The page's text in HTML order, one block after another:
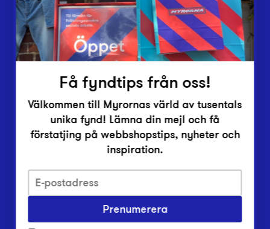
Inlämningsplatser
Om Myrorna
Lediga jobb
Pressrum
Integritetsskyddspolicy
Har du frågor om onlineköp, leverans eller retur?
Få fyndtips från oss!
Välkommen till Myrornas värld av tusentals
unika fynd! Lämna din mejl och få
förstatjing på webbshopstips, nyheter och
inspiration.
Prenumerera